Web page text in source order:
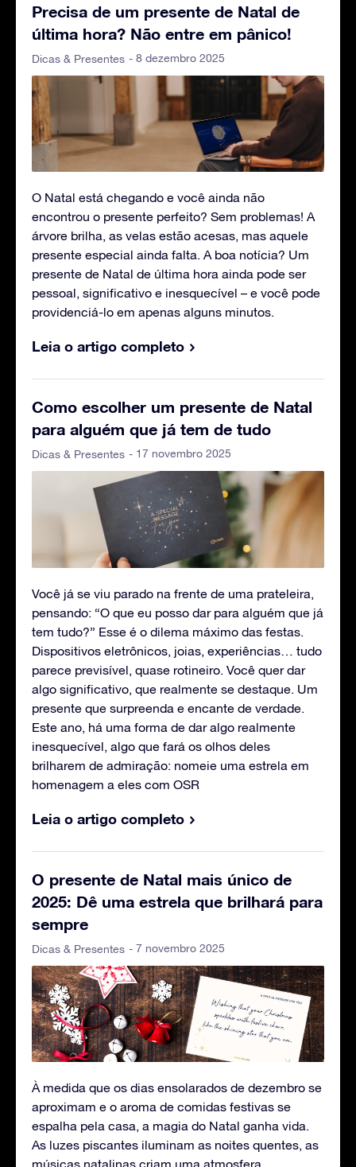
Precisa de um presente de Natal de
última hora? Não entre em pânico!
Dicas & Presentes - 8 dezembro 2025
O Natal está chegando e você ainda não
encontrou o presente perfeito? Sem problemas! A
árvore brilha, as velas estão acesas, mas aquele
presente especial ainda falta. A boa notícia? Um
presente de Natal de última hora ainda pode ser
pessoal, significativo e inesquecível – e você pode
providenciá-lo em apenas alguns minutos.
Leia o artigo completo
Como escolher um presente de Natal
para alguém que já tem de tudo
Dicas & Presentes - 17 novembro 2025
Você já se viu parado na frente de uma prateleira,
pensando: “O que eu posso dar para alguém que já
tem tudo?” Esse é o dilema máximo das festas.
Dispositivos eletrônicos, joias, experiências… tudo
parece previsível, quase rotineiro. Você quer dar
algo significativo, que realmente se destaque. Um
presente que surpreenda e encante de verdade.
Este ano, há uma forma de dar algo realmente
inesquecível, algo que fará os olhos deles
brilharem de admiração: nomeie uma estrela em
homenagem a eles com OSR
Leia o artigo completo
O presente de Natal mais único de
2025: Dê uma estrela que brilhará para
sempre
Dicas & Presentes - 7 novembro 2025
À medida que os dias ensolarados de dezembro se
aproximam e o aroma de comidas festivas se
espalha pela casa, a magia do Natal ganha vida.
As luzes piscantes iluminam as noites quentes, as
músicas natalinas criam uma atmosfera